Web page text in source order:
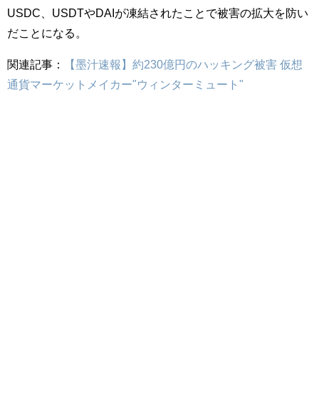
USDC、USDTやDAIが凍結されたことで被害の拡大を防い
だことになる。
関連記事：
【墨汁速報】約230億円のハッキング被害 仮想
通貨マーケットメイカー"ウィンターミュート"